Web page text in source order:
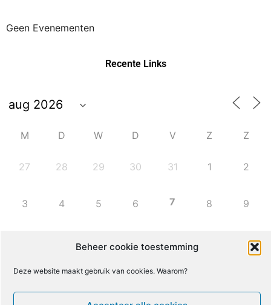
Beheer cookie toestemming
Deze website maakt gebruik van cookies. Waarom?
Geen Evenementen
Recente Links
M D W D V Z Z
27 28 29 30 31 1 2
3 4 5 6 7 8 9
13 16
17 18 19 20 21